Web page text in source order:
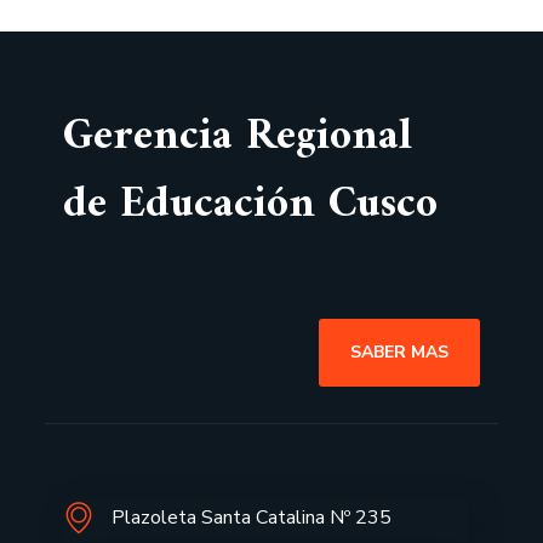
Gerencia Regional
de Educación Cusco
SABER MAS
Plazoleta Santa Catalina Nº 235